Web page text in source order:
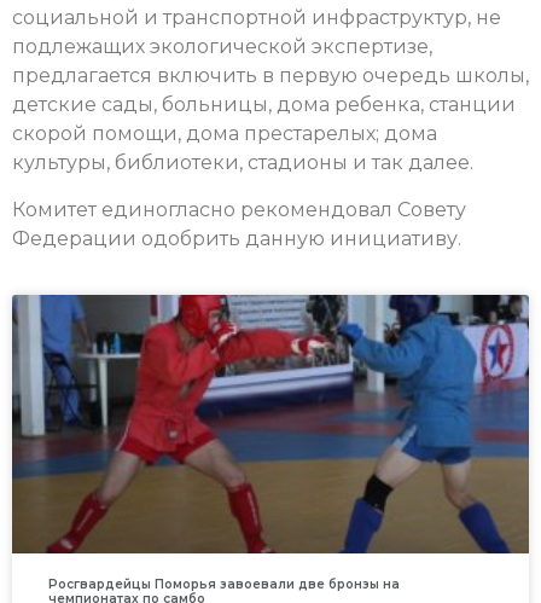
социальной и транспортной инфраструктур, не
подлежащих экологической экспертизе,
предлагается включить в первую очередь школы,
детские сады, больницы, дома ребенка, станции
скорой помощи, дома престарелых; дома
культуры, библиотеки, стадионы и так далее.
Комитет единогласно рекомендовал Совету
Федерации одобрить данную инициативу.
Росгвардейцы Поморья завоевали две бронзы на
чемпионатах по самбо